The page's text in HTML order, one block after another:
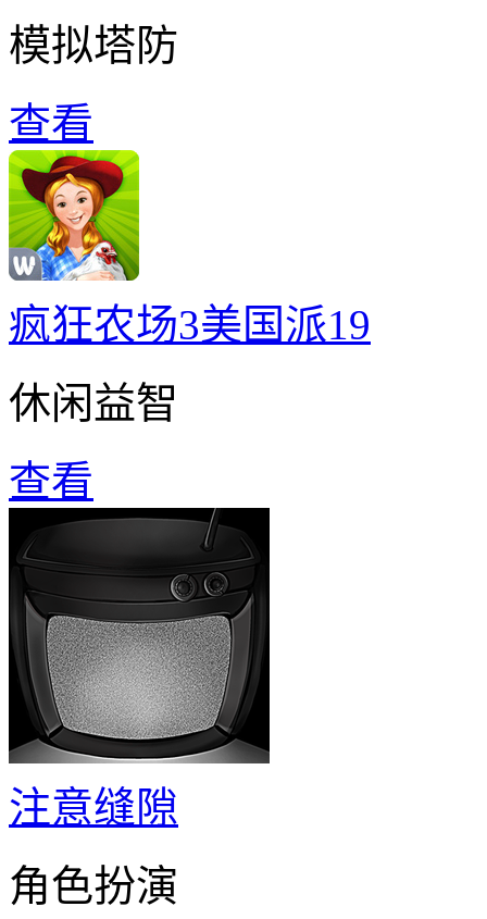
模拟塔防
查看
疯狂农场3美国派19
休闲益智
查看
注意缝隙
角色扮演